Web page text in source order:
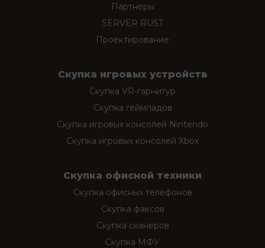
Партнеры
SERVER RUST
Проектирование
Скупка игровых устройств
Скупка VR-гарнитур
Скупка геймпадов
Скупка игровых консолей Nintendo
Скупка игровых консолей Xbox
Скупка офисной техники
Скупка офисных телефонов
Скупка факсов
Скупка сканеров
Скупка МФУ